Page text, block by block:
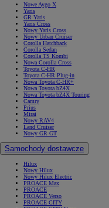
Nowe Aygo X
Yaris
GR Yaris
Yaris Cross
Nowy Yaris Cross
Nowy Urban Cruiser
Corolla Hatchback
Corolla Sedan
Corolla TS Kombi
Nowa Corolla Cross
Toyota C-HR
Toyota C-HR Plug-in
Nowa Toyota C-HR+
Nowa Toyota bZ4X
Nowa Toyota bZ4X Touring
Camry
Prius
Mirai
Nowy RAV4
Land Cruiser
Nowy GR GT
Samochody dostawcze
Hilux
Nowy Hilux
Nowy Hilux Electric
PROACE Max
PROACE
PROACE Verso
PROACE CITY